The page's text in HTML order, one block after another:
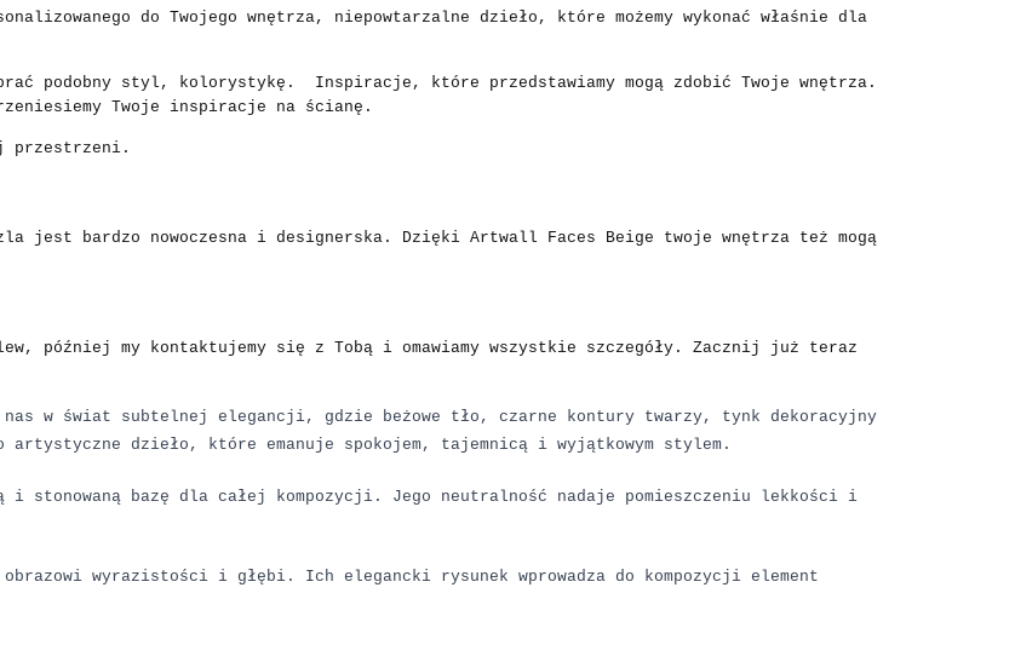
do Twojego wnętrza, niepowtarzalne dzieło, które możemy wykonać właśnie dla
podobny styl, kolorystykę.
Inspiracje, które przedstawiamy mogą zdobić Twoje wnętrza.
Twoje inspiracje na ścianę.
przestrzeni.
jest bardzo nowoczesna i designerska. Dzięki Artwall Faces Beige twoje wnętrza też mogą
później my kontaktujemy się z Tobą i omawiamy wszystkie szczegóły. Zacznij już teraz
nas w świat subtelnej elegancji, gdzie beżowe tło, czarne kontury twarzy, tynk dekoracyjny
dzieło, które emanuje spokojem, tajemnicą i wyjątkowym stylem.
i stonowaną bazę dla całej kompozycji. Jego neutralność nadaje pomieszczeniu lekkości i
wyrazistości i głębi. Ich elegancki rysunek wprowadza do kompozycji element